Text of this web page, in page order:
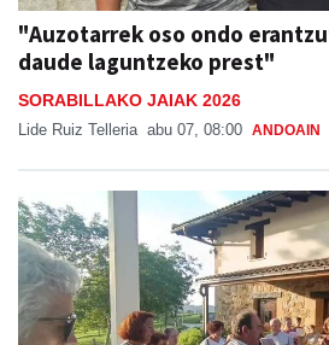
"Auzotarrek oso ondo
daude laguntzeko prest"
SORABILLAKO JAIAK 2026
Lide Ruiz Telleria abu 07, 08:00 ANDOAIN